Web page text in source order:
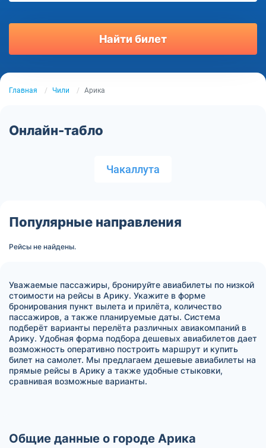
Найти билет
Главная Чили Арика
Онлайн-табло
Чакаллута
Популярные направления
Рейсы не найдены.
Уважаемые пассажиры, бронируйте авиабилеты по низкой
стоимости на рейсы в Арику. Укажите в форме
бронирования пункт вылета и прилёта, количество
пассажиров, а также планируемые даты. Система
подберёт варианты перелёта различных авиакомпаний в
Арику. Удобная форма подбора дешевых авиабилетов дает
возможность оперативно построить маршрут и купить
билет на самолет. Мы предлагаем дешевые авиабилеты на
прямые рейсы в Арику а также удобные стыковки,
сравнивая возможные варианты.
Общие данные о городе Арика